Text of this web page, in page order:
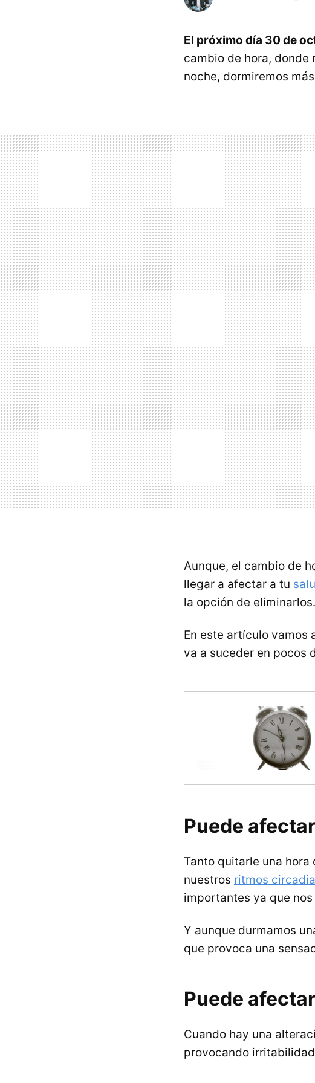
El próximo día 30 de
cambio de hora, donde
noche, dormiremos
Aunque, el cambio de
llegar a afectar a tu
la opción de eliminarlos.
En este artículo vamos
va a suceder en pocos
Puede
Tanto quitarle una
nuestros ritmos
importantes ya que
Y aunque durmamos
que provoca una
Puede
Cuando hay una
provocando